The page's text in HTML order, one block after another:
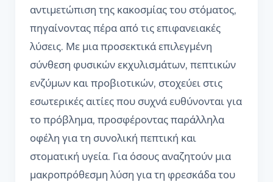
αντιμετώπιση της κακοσμίας του στόματος,
πηγαίνοντας πέρα από τις επιφανειακές
λύσεις. Με μια προσεκτικά επιλεγμένη
σύνθεση φυσικών εκχυλισμάτων, πεπτικών
ενζύμων και προβιοτικών, στοχεύει στις
εσωτερικές αιτίες που συχνά ευθύνονται για
το πρόβλημα, προσφέροντας παράλληλα
οφέλη για τη συνολική πεπτική και
στοματική υγεία. Για όσους αναζητούν μια
μακροπρόθεσμη λύση για τη φρεσκάδα του